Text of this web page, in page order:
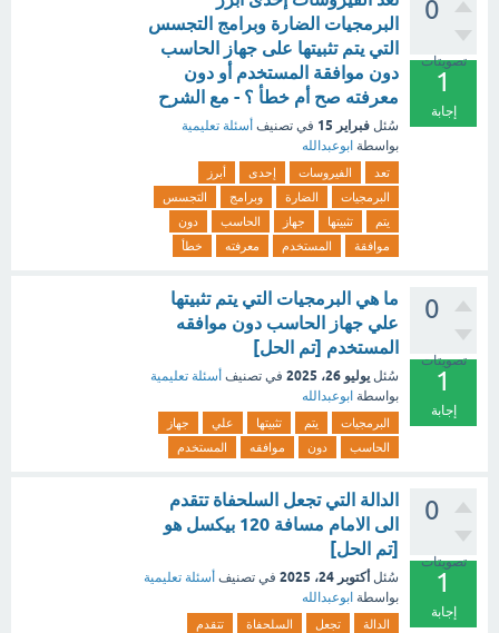
0
تصويتات
1
إجابة
البرمجيات الضارة وبرامج التجسس
التي يتم تثبيتها على جهاز الحاسب
دون موافقة المستخدم أو دون
معرفته صح أم خطأ ؟ - مع الشرح
سُئل فبراير 15 في تصنيف أسئلة تعليمية
بواسطة ابوعبدالله
تعد الفيروسات إحدى
أبرز
البرمجيات
الضارة وبرامج
التجسس
يتم
تثبيتها جهاز الحاسب
دون
موافقة
المستخدم معرفته خطأ
0
تصويتات
1
إجابة
ما هي البرمجيات التي يتم تثبيتها
علي جهاز الحاسب دون موافقه
المستخدم [تم الحل]
سُئل يوليو 26، 2025 في تصنيف أسئلة تعليمية
بواسطة ابوعبدالله
البرمجيات يتم تثبيتها علي
جهاز
الحاسب
دون موافقه المستخدم
0
تصويتات
1
إجابة
الدالة التي تجعل السلحفاة تتقدم
الى الامام مسافة 120 بيكسل هو
[تم الحل]
سُئل أكتوبر 24، 2025 في تصنيف أسئلة تعليمية
بواسطة ابوعبدالله
الدالة تجعل السلحفاة
تتقدم